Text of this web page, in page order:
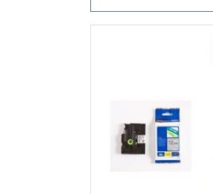
schwarz auf
schwarz auf
schwarz auf
schwarz auf
weiss auf rot
weiss auf